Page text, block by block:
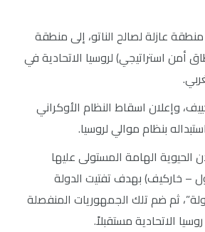
عازلة لصالح الناتو، إلى منطقة
أمن استراتيجي) لروسيا الاتحادية في
وإعلان اسقاط النظام الأوكراني
بنظام موالي لروسيا.
الحيوية الهامة المستولى عليها
– خاركيف) بهدف تفتيت الدولة
ثم ضم تلك الجمهوريات المنفصلة
الاتحادية مستقبلاً.